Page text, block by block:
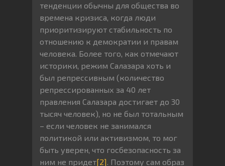
тенденции обычны для общества во
времена кризиса, когда люди
приоритизируют стабильность по
отношению к демократии и правам
человека. Более того, как отмечают
историки, режим Салазара хоть и
был репрессивным (количество
репрессированных за 40 лет
правления Салазара достигает до 30
тысяч человек), но не был тотальным
– если человек не занимался
политикой или активизмом, то мог
быть уверен, что госбезопасность за
ним не придет[2]. Поэтому сам образ